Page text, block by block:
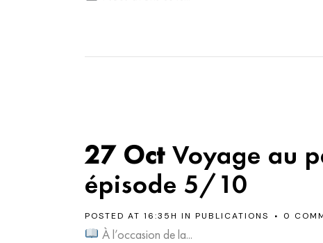
27 Oct Voyage au
épisode 5/10
POSTED AT 16:35H IN PUBLICATIONS 0
À l’occasion de la...